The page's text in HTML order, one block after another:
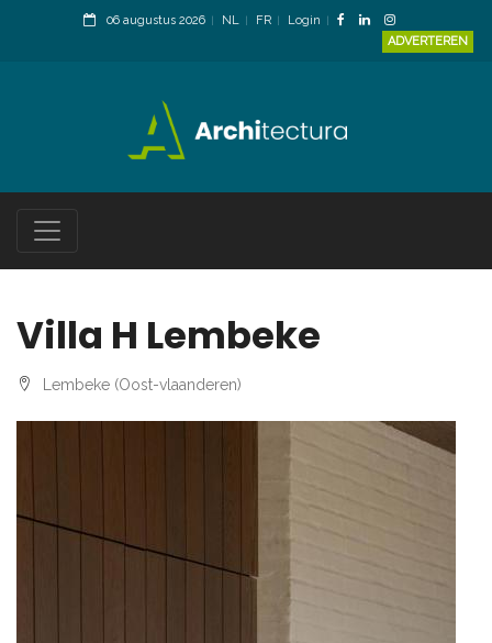
06 augustus 2026 NL FR
Login
ADVERTEREN
Villa H Lembeke
Lembeke (Oost-vlaanderen)